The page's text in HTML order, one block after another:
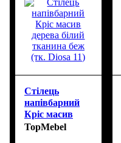
Стілець
напівбарний
Кріс масив
дерева білий
TopMebel